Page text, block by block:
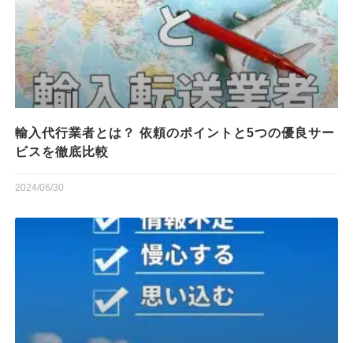
輸入代行業者とは？ 依頼のポイントと5つの優良サー
ビスを徹底比較
2024/06/30